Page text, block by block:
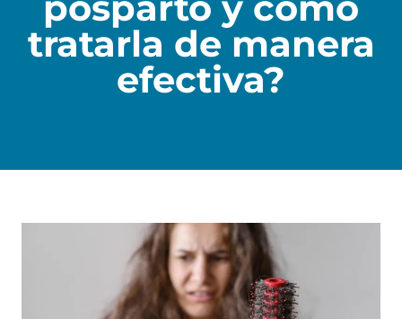
tratarla de manera
efectiva?